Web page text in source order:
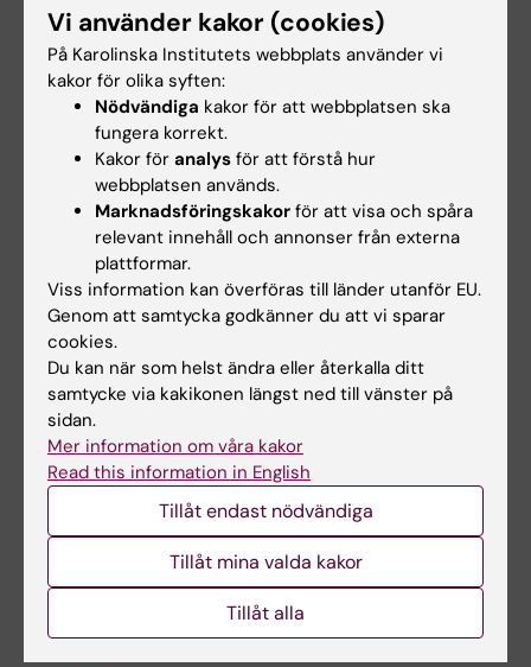
Kursen är väl lämpad som fördjupning inom
ST-utbildning men uppfyller inte specifika ST-
Kursupplägg
Under kursen ges föreläsningar om de
vanligaste, men även några mer ovanliga,
infektionssjukdomarna i tropiska och
subtropiska områden. Kursen innehåller också
interaktiva övningar där deltagarna får bidra
med sin kunskap om handläggning av
misstänkta tropikmedicinska sjukdomar.
Kursbeskrivning
Detaljerad kursbeskrivning för Tropikmedicin
och vektorburna infektioner.
Kursledare
Vi använder kakor (cookies)
På Karolinska Institutets webbplats använder vi
kakor för olika syften:
Nödvändiga kakor för att webbplatsen ska
fungera korrekt.
Kakor för analys för att förstå hur
webbplatsen används.
Marknadsföringskakor för att visa och spåra
relevant innehåll och annonser från externa
plattformar.
Viss information kan överföras till länder utanför EU.
Genom att samtycka godkänner du att vi sparar
cookies.
Du kan när som helst ändra eller återkalla ditt
samtycke via kakikonen längst ned till vänster på
sidan.
Mer information om våra kakor
Read this information in English
Tillåt endast nödvändiga
Tillåt mina valda kakor
Tillåt alla